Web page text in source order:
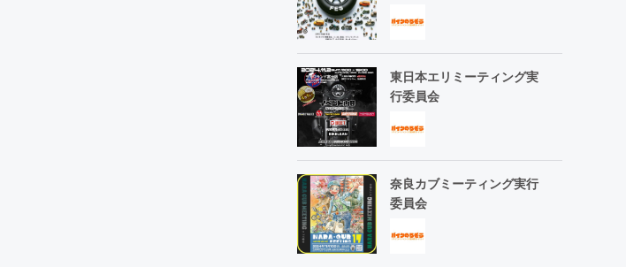
東日本エリミーティング実
行委員会
奈良カブミーティング実行
委員会